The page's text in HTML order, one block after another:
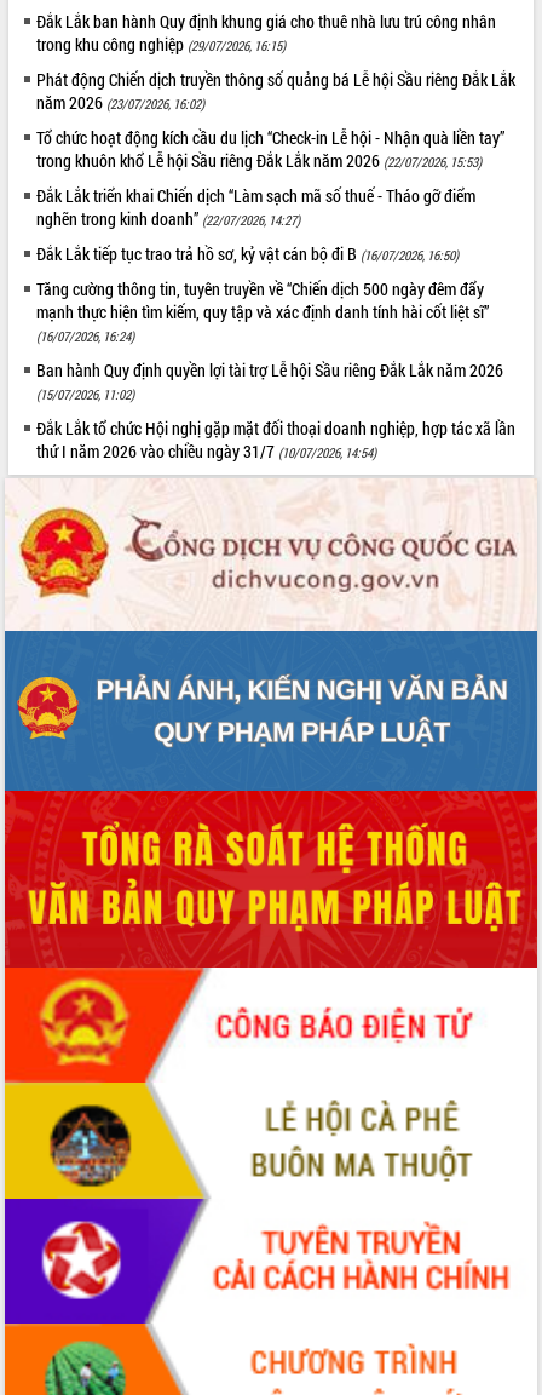
Đắk Lắk ban hành Quy định khung giá cho thuê nhà lưu trú công nhân
trong khu công nghiệp (29/07/2026, 16:15)
Phát động Chiến dịch truyền thông số quảng bá Lễ hội Sầu riêng Đắk Lắk
năm 2026 (23/07/2026, 16:02)
Tổ chức hoạt động kích cầu du lịch “Check-in Lễ hội - Nhận quà liền tay”
trong khuôn khổ Lễ hội Sầu riêng Đắk Lắk năm 2026 (22/07/2026, 15:53)
Đắk Lắk triển khai Chiến dịch “Làm sạch mã số thuế - Tháo gỡ điểm
nghẽn trong kinh doanh” (22/07/2026, 14:27)
Đắk Lắk tiếp tục trao trả hồ sơ, kỷ vật cán bộ đi B (16/07/2026, 16:50)
Tăng cường thông tin, tuyên truyền về “Chiến dịch 500 ngày đêm đẩy
mạnh thực hiện tìm kiếm, quy tập và xác định danh tính hài cốt liệt sĩ”
(16/07/2026, 16:24)
Ban hành Quy định quyền lợi tài trợ Lễ hội Sầu riêng Đắk Lắk năm 2026
(15/07/2026, 11:02)
Đắk Lắk tổ chức Hội nghị gặp mặt đối thoại doanh nghiệp, hợp tác xã lần
thứ I năm 2026 vào chiều ngày 31/7 (10/07/2026, 14:54)